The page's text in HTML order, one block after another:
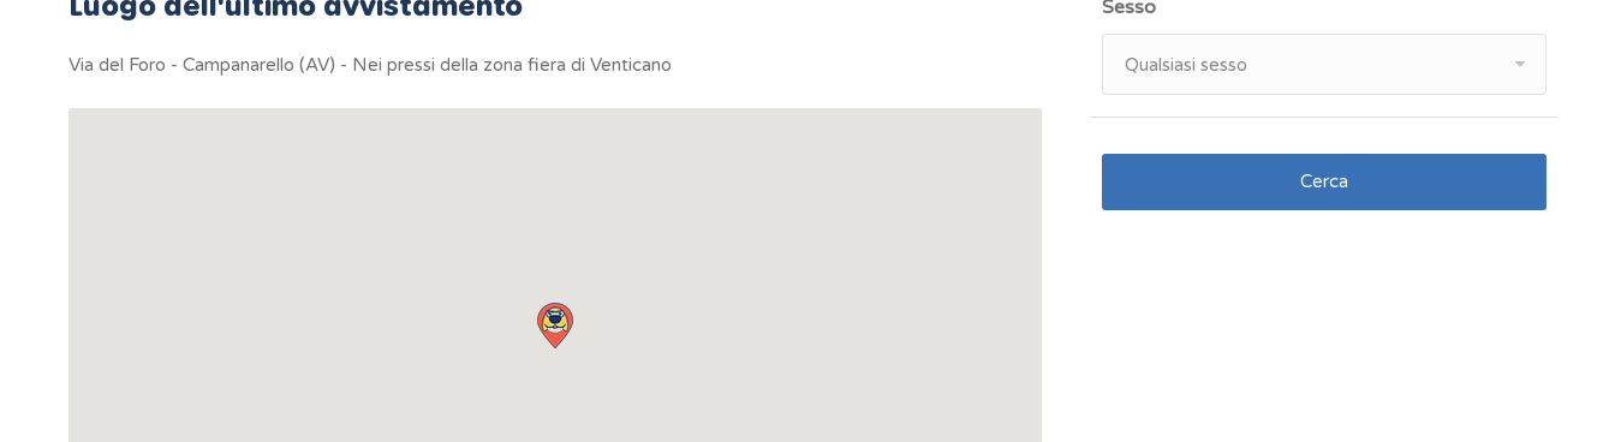
Via del Foro - Campanarello (AV) - Nei pressi della zona fiera di Venticano
Sesso
Qualsiasi sesso
Cerca